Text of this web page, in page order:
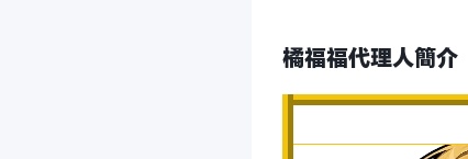
橘福福代理人簡介